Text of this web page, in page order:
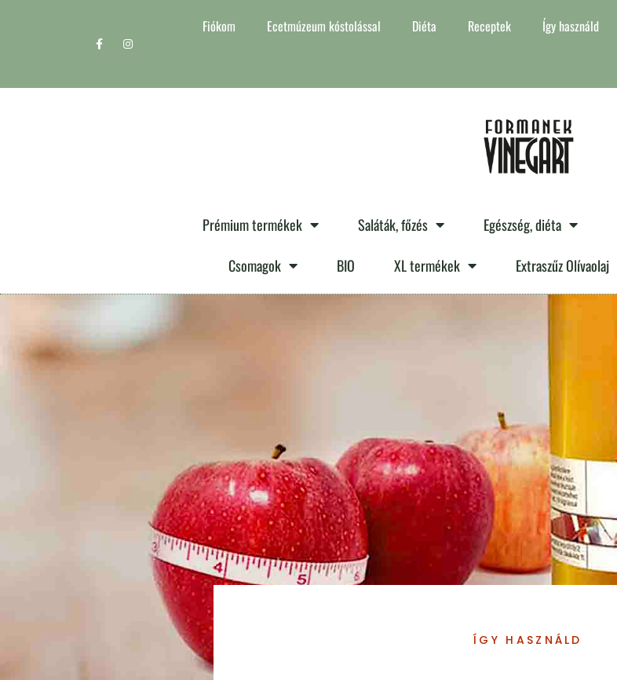
Fiókom Ecetmúzeum kóstolással Diéta Receptek Így használd
Prémium termékek Saláták, főzés Egészség, diéta
Csomagok
BIO XL termékek Extraszűz Olívaolaj
ÍGY HASZNÁLD